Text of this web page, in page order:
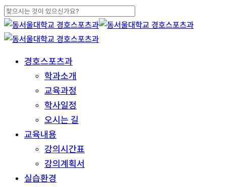
Skip
to
main
Close
Search
search
Menu 경호스포츠과
학과소개
교육과정
학사일정
오시는 길
교육내용
강의시간표
강의계획서
실습환경